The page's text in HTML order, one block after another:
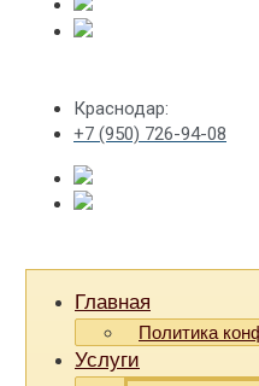
Краснодар:
+7 (950) 726-94-08
Главная
Политика
Услуги